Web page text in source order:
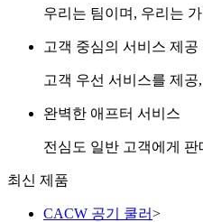
우리는 팀이며, 우리는
고객 중심의 서비스 제공
고객 우선 서비스를 제
완벽한 애프터 서비스
전심도 일반 고객에게
최신 제품
CACW 공기 쿨러>